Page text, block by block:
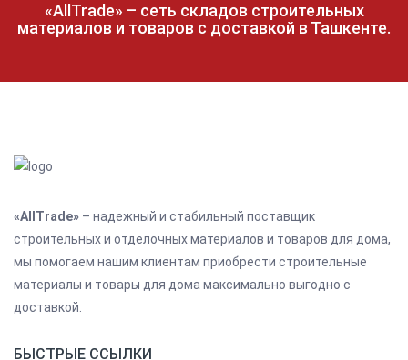
«AllTrade» – сеть складов строительных
материалов и товаров с доставкой в Ташкенте.
«AllTrade» – надежный и стабильный поставщик
строительных и отделочных материалов и товаров для дома,
мы помогаем нашим клиентам приобрести строительные
материалы и товары для дома максимально выгодно с
доставкой.
БЫСТРЫЕ ССЫЛКИ